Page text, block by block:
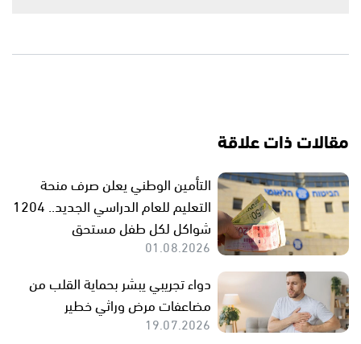
مقالات ذات علاقة
التأمين الوطني يعلن صرف منحة
التعليم للعام الدراسي الجديد.. 1204
شواكل لكل طفل مستحق
01.08.2026
دواء تجريبي يبشر بحماية القلب من
مضاعفات مرض وراثي خطير
19.07.2026